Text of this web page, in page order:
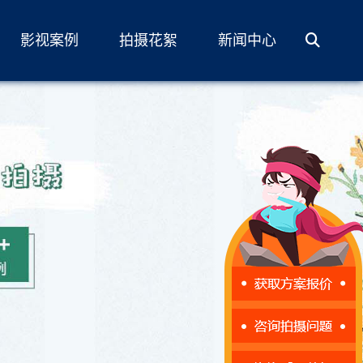
影视案例 拍摄花絮 新闻中心